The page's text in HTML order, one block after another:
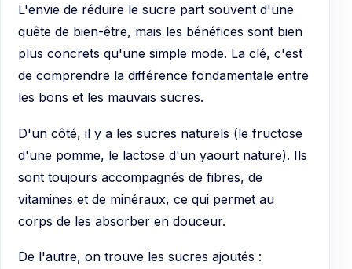
L'envie de réduire le sucre part souvent d'une
quête de bien-être, mais les bénéfices sont bien
plus concrets qu'une simple mode. La clé, c'est
de comprendre la différence fondamentale entre
les bons et les mauvais sucres.
D'un côté, il y a les sucres naturels (le fructose
d'une pomme, le lactose d'un yaourt nature). Ils
sont toujours accompagnés de fibres, de
vitamines et de minéraux, ce qui permet au
corps de les absorber en douceur.
De l'autre, on trouve les sucres ajoutés :